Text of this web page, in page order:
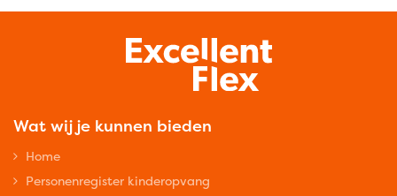
Wat wij je kunnen bieden
Home
Personenregister kinderopvang